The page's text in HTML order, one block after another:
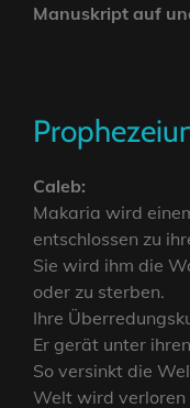
Manuskript auf
Caleb:
Makaria wird
entschlossen zu
Sie wird ihm die
oder zu sterben.
Ihre
Er gerät unter
So versinkt die
Welt wird verloren